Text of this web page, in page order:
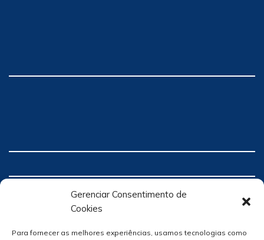
Gerenciar Consentimento de
Cookies
Para fornecer as melhores experiências, usamos tecnologias como